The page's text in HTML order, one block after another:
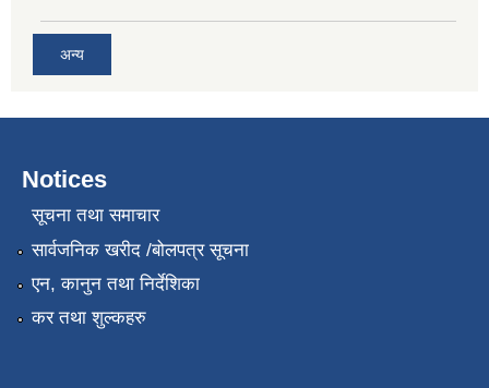
अन्य
Notices
सूचना तथा समाचार
सार्वजनिक खरीद /बोलपत्र सूचना
एन, कानुन तथा निर्देशिका
कर तथा शुल्कहरु